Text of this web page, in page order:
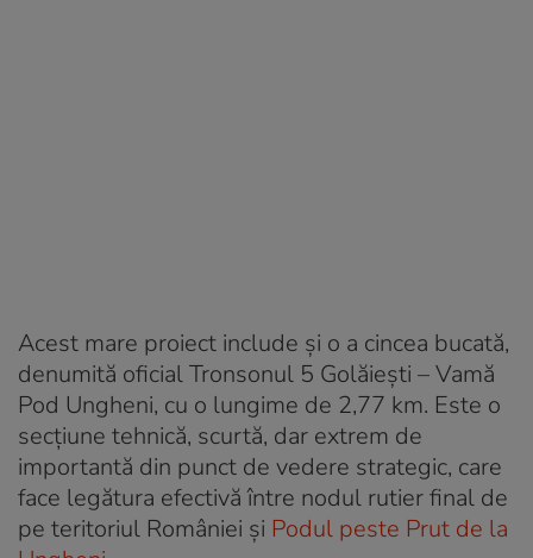
Acest mare proiect include și o a cincea bucată,
denumită oficial Tronsonul 5 Golăiești – Vamă
Pod Ungheni, cu o lungime de 2,77 km. Este o
secțiune tehnică, scurtă, dar extrem de
importantă din punct de vedere strategic, care
face legătura efectivă între nodul rutier final de
pe teritoriul României și Podul peste Prut de la